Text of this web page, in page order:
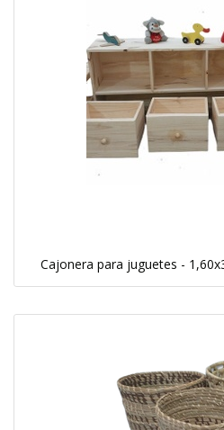
Cajonera para juguetes -